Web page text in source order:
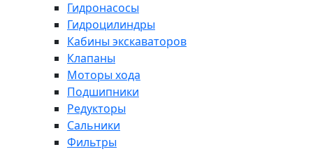
Гидронасосы
Гидроцилиндры
Кабины экскаваторов
Клапаны
Моторы хода
Подшипники
Редукторы
Сальники
Фильтры